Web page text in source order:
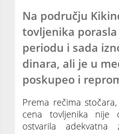
Na području
tovljenika
periodu i sada
dinara, ali je u
poskupeo i
Prema rečima
cena tovljenika
ostvarila